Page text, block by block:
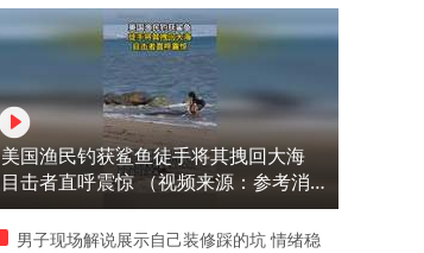
美国渔民钓获鲨鱼徒手将其拽回大海
目击者直呼震惊 （视频来源：参考消
息）
男子现场解说展示自己装修踩的坑 情绪稳